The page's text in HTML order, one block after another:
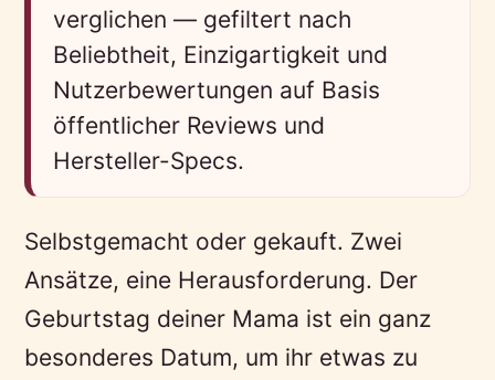
verglichen — gefiltert nach
Beliebtheit, Einzigartigkeit und
Nutzerbewertungen auf Basis
öffentlicher Reviews und
Hersteller-Specs.
Selbstgemacht oder gekauft. Zwei
Ansätze, eine Herausforderung. Der
Geburtstag deiner Mama ist ein ganz
besonderes Datum, um ihr etwas zu